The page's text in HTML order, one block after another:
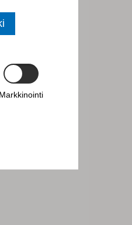
Markkinointi